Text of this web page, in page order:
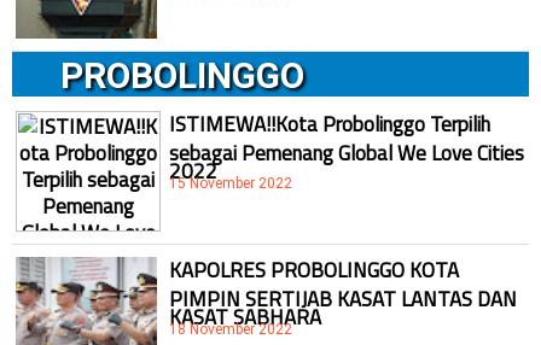
PROBOLINGGO
ISTIMEWA!!Kota Probolinggo Terpilih
sebagai Pemenang Global We Love Cities
2022
15 November 2022
KAPOLRES PROBOLINGGO KOTA
PIMPIN SERTIJAB KASAT LANTAS DAN
KASAT SABHARA
18 November 2022